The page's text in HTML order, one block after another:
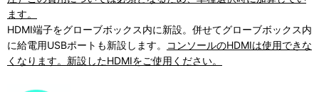
ます。
HDMI端子をグローブボックス内に新設。併せてグローブボックス内
に給電用USBポートも新設します。
コンソールのHDMIは使用できな
くなります。新設したHDMIをご使用ください。